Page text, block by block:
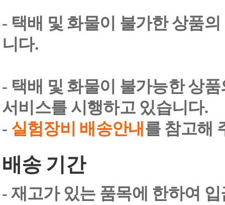
- 택배 및 화물이 불가한 상품
니다.
- 택배 및 화물이 불가능한 상
서비스를 시행하고 있습니다.
- 실험장비 배송안내 를 참고해
배송 기간
- 재고가 있는 품목에 한하여